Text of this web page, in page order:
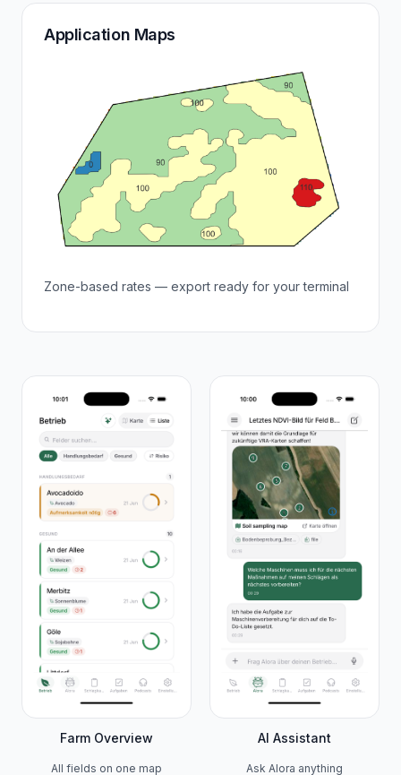
Application Maps
Zone-based rates — export ready for your terminal
Farm Overview
All fields on one map
AI Assistant
Ask Alora anything